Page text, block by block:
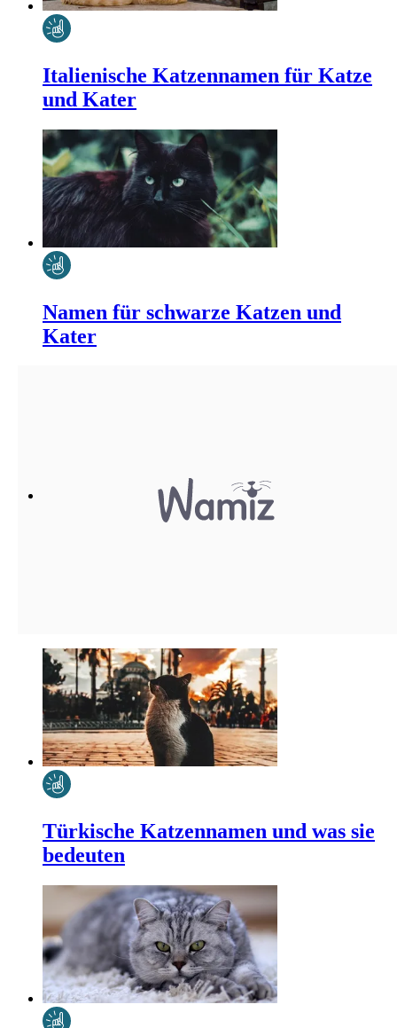
Italienische Katzennamen für Katze
und Kater
Namen für schwarze Katzen und
Kater
Türkische Katzennamen und was sie
bedeuten